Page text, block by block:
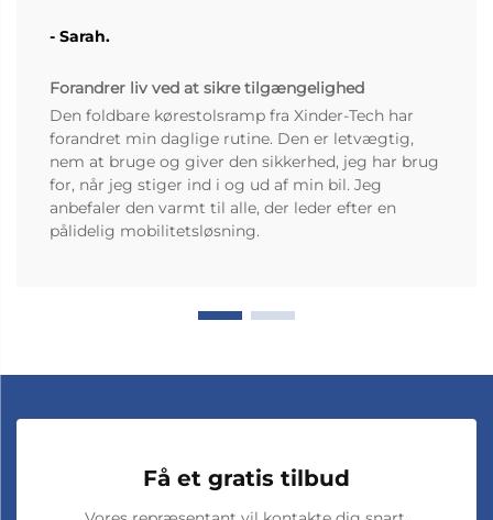
- Sarah.
Forandrer liv ved at sikre tilgængelighed
Den foldbare kørestolsramp fra Xinder-Tech har
forandret min daglige rutine. Den er letvægtig,
nem at bruge og giver den sikkerhed, jeg har brug
for, når jeg stiger ind i og ud af min bil. Jeg
anbefaler den varmt til alle, der leder efter en
pålidelig mobilitetsløsning.
Få et gratis tilbud